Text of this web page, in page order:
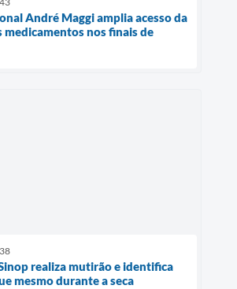
André Maggi amplia acesso da
medicamentos nos finais de
realiza mutirão e identifica
mesmo durante a seca